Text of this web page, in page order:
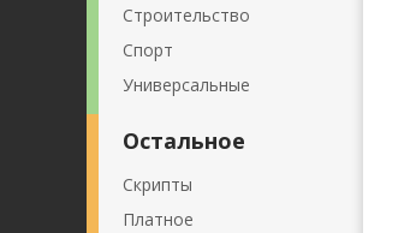
Строительство
Спорт
Универсальные
Остальное
Скрипты
Платное